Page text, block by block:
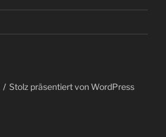
Stolz präsentiert von WordPress